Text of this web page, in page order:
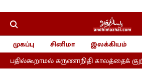
முகப்பு சினிமா இலக்கியம்
கருணாநிதி காலத்தைக்